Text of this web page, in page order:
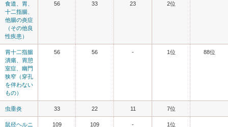
食道、胃、
十二指腸、
他腸の炎症
（その他良
性疾患）
56 33 23 2位
胃十二指腸
潰瘍、胃憩
室症、幽門
狭窄（穿孔
を伴わない
もの）
56 56 - 1位 88位
虫垂炎 33 22 11 7位
鼠径ヘルニ 109 109 - 1位